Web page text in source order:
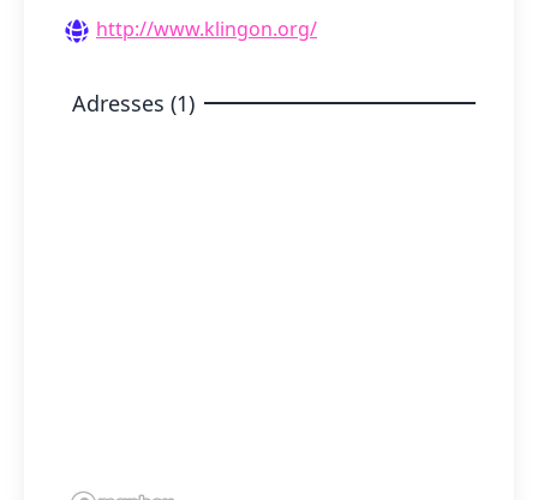
http://www.klingon.org/
Adresses (1)